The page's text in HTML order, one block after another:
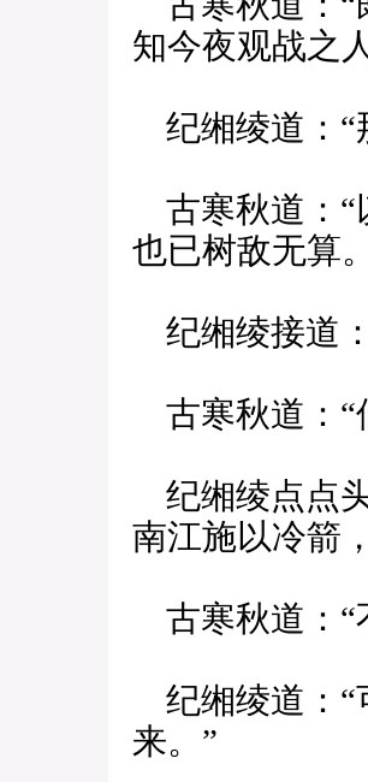
知今夜观战之
纪缃绫道：“
古寒秋道：“
也已树敌无算
纪缃绫接道
古寒秋道：“
纪缃绫点点
南江施以冷箭
古寒秋道：“
纪缃绫道：“
来。”